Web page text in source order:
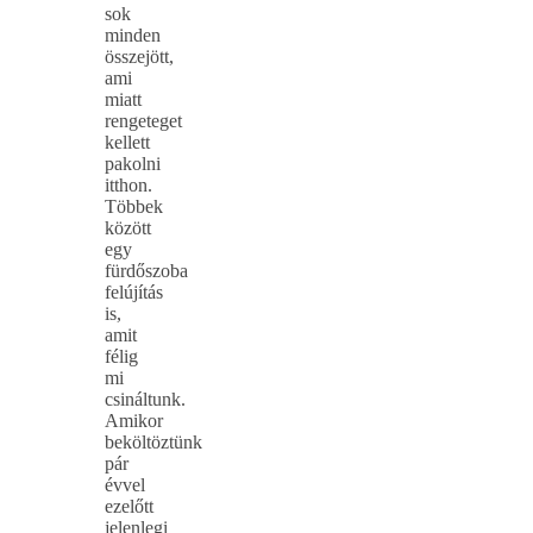
sok
minden
összejött,
ami
miatt
rengeteget
kellett
pakolni
itthon.
Többek
között
egy
fürdőszoba
felújítás
is,
amit
félig
mi
csináltunk.
Amikor
beköltöztünk
pár
évvel
ezelőtt
jelenlegi